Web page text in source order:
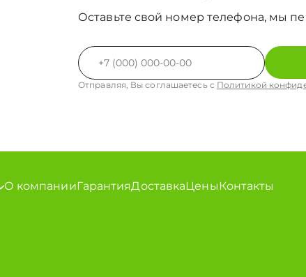
Оставьте свой номер телефона, мы
Отправляя, Вы соглашаетесь с Политикой
О компанииГарантияДоставкаЦеныКонтакты